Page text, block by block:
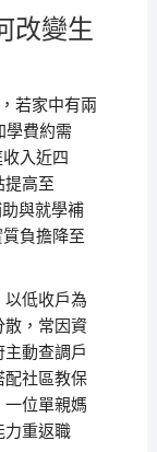
改變生
若家中有兩
學費約需
入近四
提高至
與就學補
負擔降至
低收戶為
散，常因資
動查調戶
配社區教保
位單親媽
力重返職